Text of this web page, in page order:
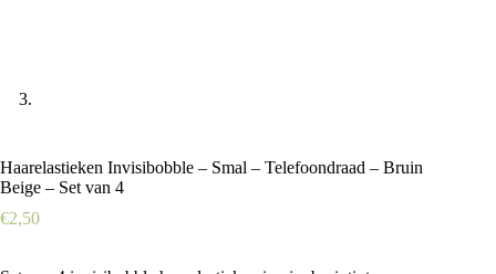
Haarelastieken Invisibobble – Smal – Telefoondraad – Bruin
Beige – Set van 4
€2,50